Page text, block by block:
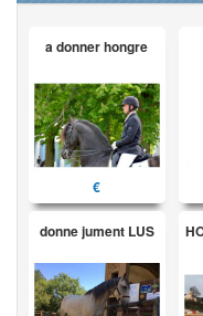
a donner hongre
€
donne jument LUS